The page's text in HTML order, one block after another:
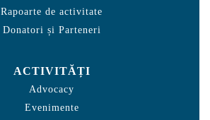
Rapoarte de activitate
Donatori și Parteneri
ACTIVITĂȚI
Advocacy
Evenimente